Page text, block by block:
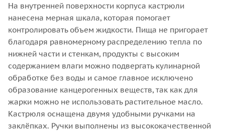
На внутренней поверхности корпуса кастрюли
нанесена мерная шкала, которая помогает
контролировать объем жидкости. Пища не пригорает
благодаря равномерному распределению тепла по
нижней части и стенкам, продукты с высоким
содержанием влаги можно подвергать кулинарной
обработке без воды и самое главное исключено
образование канцерогенных веществ, так как для
жарки можно не использовать растительное масло.
Кастрюля оснащена двумя удобными ручками на
заклёпках. Ручки выполнены из высококачественной